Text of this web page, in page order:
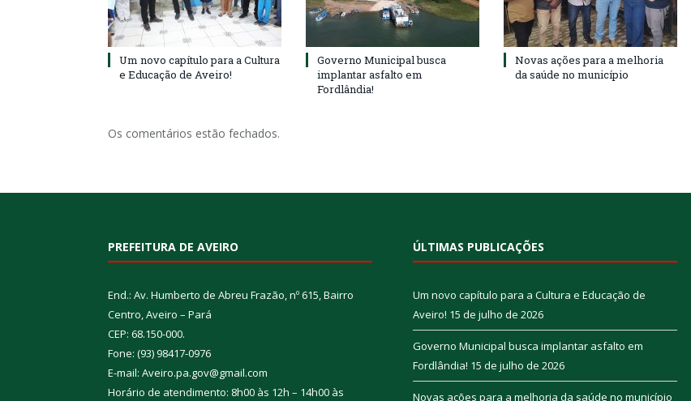
Um novo capítulo para a Cultura
e Educação de Aveiro!
Governo Municipal busca
implantar asfalto em
Fordlândia!
Novas ações para a melhoria
da saúde no município
Os comentários estão fechados.
PREFEITURA DE AVEIRO
End.: Av. Humberto de Abreu Frazão, nº 615, Bairro
Centro, Aveiro – Pará
CEP: 68.150-000.
Fone: (93) 98417-0976
E-mail: Aveiro.pa.gov@gmail.com
Horário de atendimento: 8h00 às 12h – 14h00 às
ÚLTIMAS PUBLICAÇÕES
Um novo capítulo para a Cultura e Educação de
Aveiro! 15 de julho de 2026
Governo Municipal busca implantar asfalto em
Fordlândia! 15 de julho de 2026
Novas ações para a melhoria da saúde no município